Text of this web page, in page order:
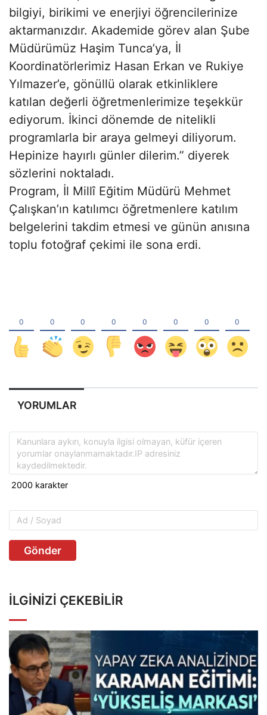
bilgiyi, birikimi ve enerjiyi öğrencilerinize
aktarmanızdır. Akademide görev alan Şube
Müdürümüz Haşim Tunca’ya, İl
Koordinatörlerimiz Hasan Erkan ve Rukiye
Yılmazer’e, gönüllü olarak etkinliklere
katılan değerli öğretmenlerimize teşekkür
ediyorum. İkinci dönemde de nitelikli
programlarla bir araya gelmeyi diliyorum.
Hepinize hayırlı günler dilerim.” diyerek
sözlerini noktaladı.
Program, İl Millî Eğitim Müdürü Mehmet
Çalışkan’ın katılımcı öğretmenlere katılım
belgelerini takdim etmesi ve günün anısına
toplu fotoğraf çekimi ile sona erdi.
YORUMLAR
Gönder
İLGINIZI ÇEKEBILIR